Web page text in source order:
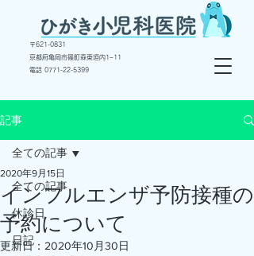
〒621-0831
京都府亀岡市篠町森東垣内1−11
電話 ​0771-22-5399
記事
全ての記事
休診日
日記
全ての記事
インフルエンザ予防接種の
予約について
2020年9月15日
更新日： 2020年10月30日